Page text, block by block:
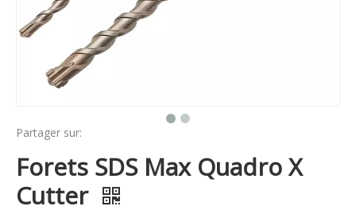
Partager sur:
Forets SDS Max Quadro X
Cutter